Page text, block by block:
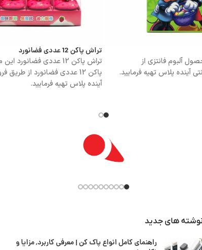
آلبوم فانتزی از
آینده پلاس تهیه فرمایید.
تراش پاکن 12 عددی فضانورد
تراش پاکن 12 عددی
پاکن 12 عددی فضانورد از طریق
آینده پلاس تهیه فرمایید.
های جدید
راهنمای کامل انواع پاک کن | معرفی کاربرد, مزایا و